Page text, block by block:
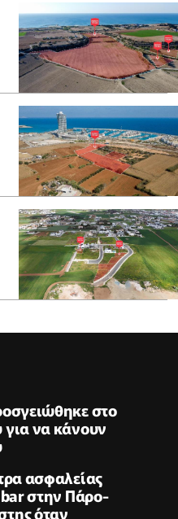
στο
να κάνουν
ασφαλείας
στην Πάρο-
όταν